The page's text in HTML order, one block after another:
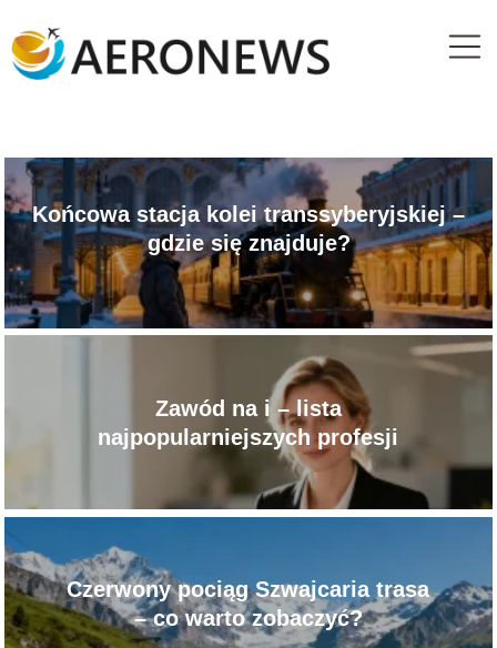
Końcowa stacja kolei transsyberyjskiej –
gdzie się znajduje?
Zawód na i – lista
najpopularniejszych profesji
Czerwony pociąg Szwajcaria trasa
– co warto zobaczyć?